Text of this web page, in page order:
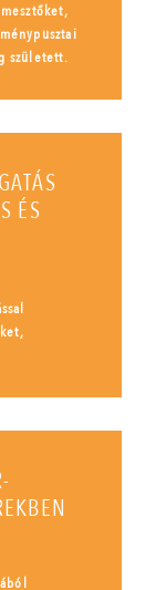
született.
ÉS